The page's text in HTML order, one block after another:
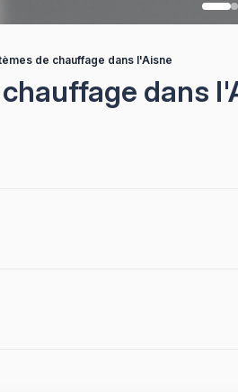
de chauffage dans l'Aisne
dans